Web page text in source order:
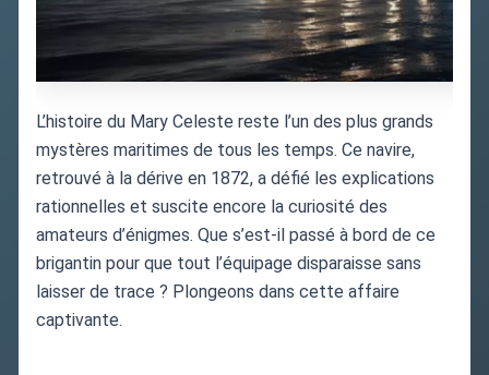
L’histoire du Mary Celeste reste l’un des plus grands
mystères maritimes de tous les temps. Ce navire,
retrouvé à la dérive en 1872, a défié les explications
rationnelles et suscite encore la curiosité des
amateurs d’énigmes. Que s’est-il passé à bord de ce
brigantin pour que tout l’équipage disparaisse sans
laisser de trace ? Plongeons dans cette affaire
captivante.